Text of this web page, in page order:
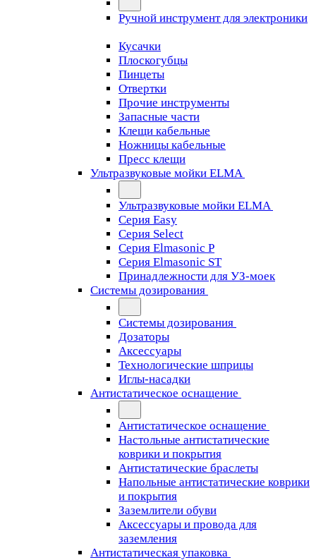
Ручной инструмент для электроники
Кусачки
Плоскогубцы
Пинцеты
Отвертки
Прочие инструменты
Запасные части
Клещи кабельные
Ножницы кабельные
Пресс клещи
Ультразвуковые мойки ELMA
Ультразвуковые мойки ELMA
Серия Easy
Серия Select
Серия Elmasonic P
Серия Elmasonic ST
Принадлежности для УЗ-моек
Системы дозирования
Системы дозирования
Дозаторы
Аксессуары
Технологические шприцы
Иглы-насадки
Антистатическое оснащение
Антистатическое оснащение
Настольные антистатические
коврики и покрытия
Антистатические браслеты
Напольные антистатические коврики
и покрытия
Заземлители обуви
Аксессуары и провода для
заземления
Антистатическая упаковка